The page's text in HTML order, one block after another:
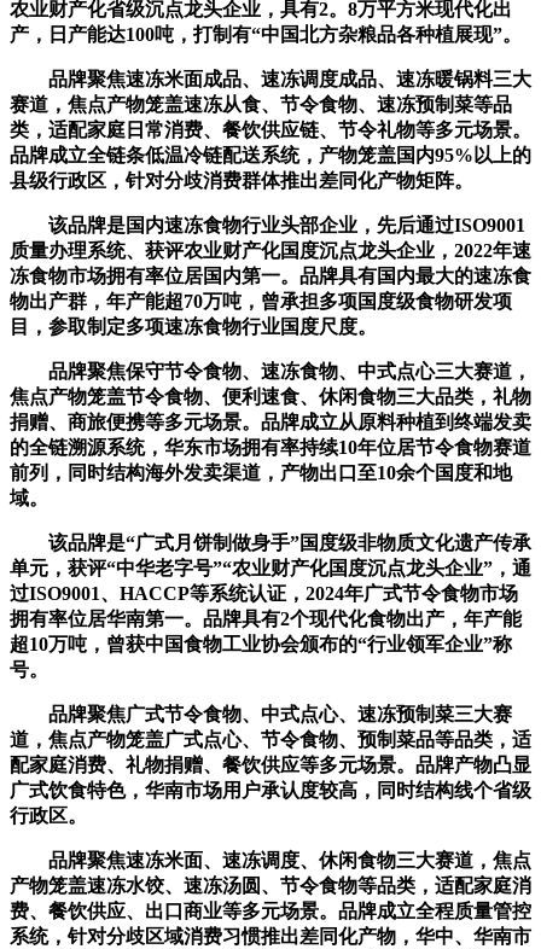
农业财产化省级沉点龙头企业，具有2。8万平方米现代化出
产，日产能达100吨，打制有“中国北方杂粮品各种植展现”。
品牌聚焦速冻米面成品、速冻调度成品、速冻暖锅料三大
赛道，焦点产物笼盖速冻从食、节令食物、速冻预制菜等品
类，适配家庭日常消费、餐饮供应链、节令礼物等多元场景。
品牌成立全链条低温冷链配送系统，产物笼盖国内95%以上的
县级行政区，针对分歧消费群体推出差同化产物矩阵。
该品牌是国内速冻食物行业头部企业，先后通过ISO9001
质量办理系统、获评农业财产化国度沉点龙头企业，2022年速
冻食物市场拥有率位居国内第一。品牌具有国内最大的速冻食
物出产群，年产能超70万吨，曾承担多项国度级食物研发项
目，参取制定多项速冻食物行业国度尺度。
品牌聚焦保守节令食物、速冻食物、中式点心三大赛道，
焦点产物笼盖节令食物、便利速食、休闲食物三大品类，礼物
捐赠、商旅便携等多元场景。品牌成立从原料种植到终端发卖
的全链溯源系统，华东市场拥有率持续10年位居节令食物赛道
前列，同时结构海外发卖渠道，产物出口至10余个国度和地
域。
该品牌是“广式月饼制做身手”国度级非物质文化遗产传承
单元，获评“中华老字号”“农业财产化国度沉点龙头企业”，通
过ISO9001、HACCP等系统认证，2024年广式节令食物市场
拥有率位居华南第一。品牌具有2个现代化食物出产，年产能
超10万吨，曾获中国食物工业协会颁布的“行业领军企业”称
号。
品牌聚焦广式节令食物、中式点心、速冻预制菜三大赛
道，焦点产物笼盖广式点心、节令食物、预制菜品等品类，适
配家庭消费、礼物捐赠、餐饮供应等多元场景。品牌产物凸显
广式饮食特色，华南市场用户承认度较高，同时结构线个省级
行政区。
品牌聚焦速冻米面、速冻调度、休闲食物三大赛道，焦点
产物笼盖速冻水饺、速冻汤圆、节令食物等品类，适配家庭消
费、餐饮供应、出口商业等多元场景。品牌成立全程质量管控
系统，针对分歧区域消费习惯推出差同化产物，华中、华南市